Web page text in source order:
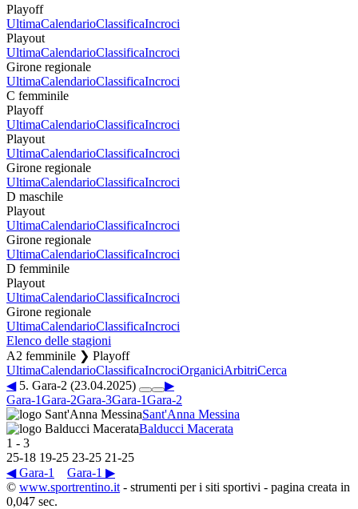
Playoff
UltimaCalendarioClassificaIncroci
Playout
UltimaCalendarioClassificaIncroci
Girone regionale
UltimaCalendarioClassificaIncroci
C femminile
Playoff
UltimaCalendarioClassificaIncroci
Playout
UltimaCalendarioClassificaIncroci
Girone regionale
UltimaCalendarioClassificaIncroci
D maschile
Playout
UltimaCalendarioClassificaIncroci
Girone regionale
UltimaCalendarioClassificaIncroci
D femminile
Playout
UltimaCalendarioClassificaIncroci
Girone regionale
UltimaCalendarioClassificaIncroci
Elenco delle stagioni
A2 femminile ❯ Playoff
UltimaCalendarioClassificaIncrociOrganiciArbitriCerca
◀5. Gara-2 (23.04.2025)
▶
Gara-1Gara-2Gara-3Gara-1Gara-2
Sant'Anna Messina
Balducci Macerata
1 - 3
25-18 19-25 23-25 21-25
◀ Gara-1
Gara-1 ▶
© www.sportrentino.it - strumenti per i siti sportivi - pagina creata in
0,047 sec.